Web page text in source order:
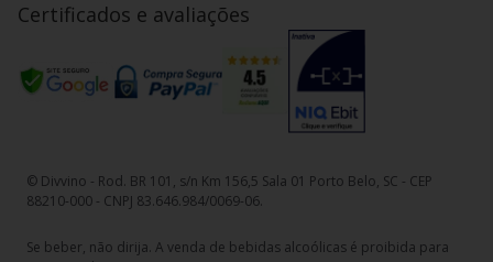
Certificados e avaliações
© Divvino - Rod. BR 101, s/n Km 156,5 Sala 01 Porto Belo, SC - CEP
88210-000 - CNPJ 83.646.984/0069-06.
Se beber, não dirija. A venda de bebidas alcoólicas é proibida para